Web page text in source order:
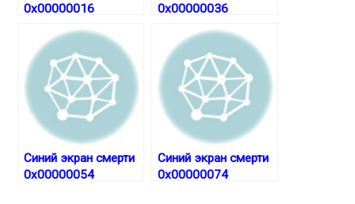
0x00000016
0x00000036
Синий экран смерти
0x00000054
Синий экран смерти
0x00000074